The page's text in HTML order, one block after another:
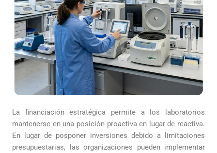
La financiación estratégica permite a los laboratorios
mantenerse en una posición proactiva en lugar de reactiva.
En lugar de posponer inversiones debido a limitaciones
presupuestarias, las organizaciones pueden implementar